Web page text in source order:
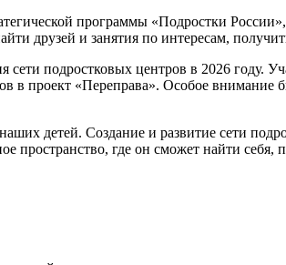
программы «Подростки
друзей и занятия по интересам,
сети подростковых центров в 2026 году.
в проект «Переправа». Особое внимание
детей. Создание и развитие сети
пространство, где он сможет найти